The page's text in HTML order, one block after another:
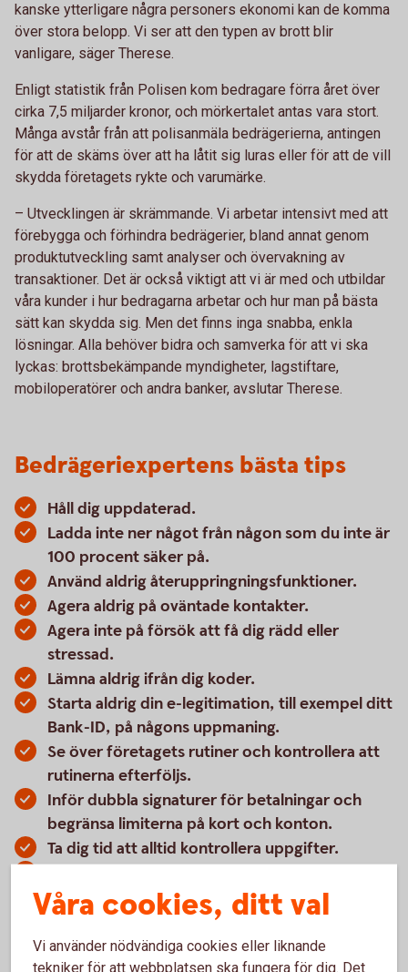
kanske ytterligare några personers ekonomi kan de komma
över stora belopp. Vi ser att den typen av brott blir
vanligare, säger Therese.
Enligt statistik från Polisen kom bedragare förra året över
cirka 7,5 miljarder kronor, och mörkertalet antas vara stort.
Många avstår från att polisanmäla bedrägerierna, antingen
för att de skäms över att ha låtit sig luras eller för att de vill
skydda företagets rykte och varumärke.
– Utvecklingen är skrämmande. Vi arbetar intensivt med att
förebygga och förhindra bedrägerier, bland annat genom
produktutveckling samt analyser och övervakning av
transaktioner. Det är också viktigt att vi är med och utbildar
våra kunder i hur bedragarna arbetar och hur man på bästa
sätt kan skydda sig. Men det finns inga snabba, enkla
lösningar. Alla behöver bidra och samverka för att vi ska
lyckas: brottsbekämpande myndigheter, lagstiftare,
mobiloperatörer och andra banker, avslutar Therese.
Bedrägeriexpertens bästa tips
Håll dig uppdaterad.
Ladda inte ner något från någon som du inte är
100 procent säker på.
Använd aldrig återuppringningsfunktioner.
Agera aldrig på oväntade kontakter.
Agera inte på försök att få dig rädd eller
stressad.
Lämna aldrig ifrån dig koder.
Starta aldrig din e-legitimation, till exempel ditt
Bank-ID, på någons uppmaning.
Se över företagets rutiner och kontrollera att
rutinerna efterföljs.
Inför dubbla signaturer för betalningar och
begränsa limiterna på kort och konton.
Ta dig tid att alltid kontrollera uppgifter.
kan innehålla felaktiga, manipulerade
uppgifter. Sök direkt på företagens hemsidor
eller ring.
Våra cookies, ditt val
Vi använder nödvändiga cookies eller liknande
tekniker för att webbplatsen ska fungera för dig. Det